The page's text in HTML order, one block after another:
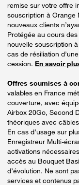
remise sur votre offre
souscription à Orange
nouveaux clients
Protégée au cours
nouvelle souscription
cas de résiliation
cession. En savoir
Offres soumises à
valables en France
couverture, avec
Airbox 20Go, Second
théoriques avec
En cas d’usage sur
Enregistreur Multi-
activations
accès au Bouquet
d’évolution. Ne sont
services et contenus